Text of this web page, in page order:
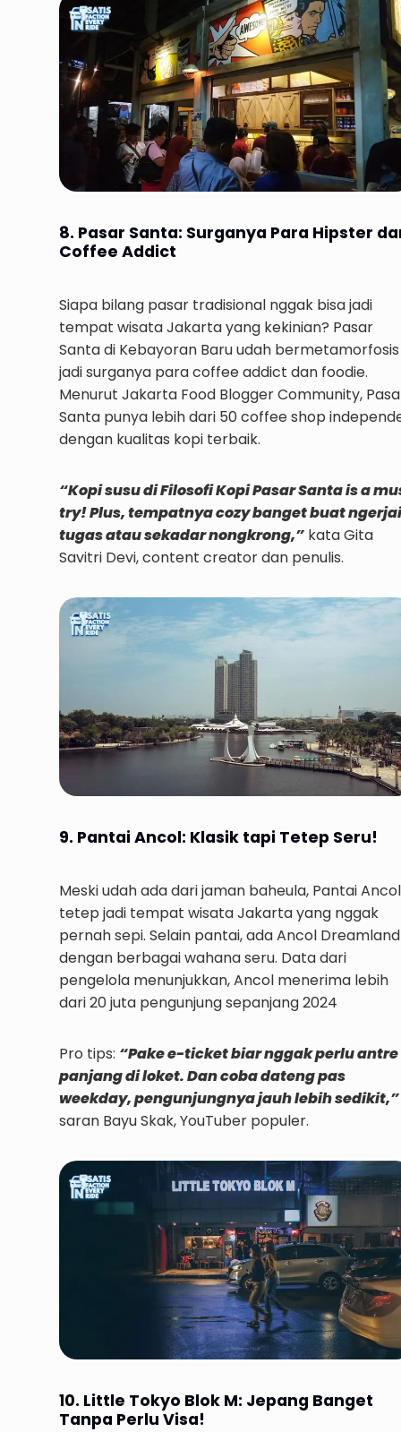
8. Pasar Santa: Surganya Para Hipster
Coffee Addict
Siapa bilang pasar tradisional nggak bisa jadi
tempat wisata Jakarta yang kekinian? Pasar
Santa di Kebayoran Baru udah bermetamorfosis
jadi surganya para coffee addict dan foodie.
Menurut Jakarta Food Blogger Community,
Santa punya lebih dari 50 coffee shop
dengan kualitas kopi terbaik.
“Kopi susu di Filosofi Kopi Pasar Santa is a
try! Plus, tempatnya cozy banget buat
tugas atau sekadar nongkrong,” kata Gita
Savitri Devi, content creator dan penulis.
9. Pantai Ancol: Klasik tapi Tetep Seru!
Meski udah ada dari jaman baheula, Pantai Ancol
tetep jadi tempat wisata Jakarta yang nggak
pernah sepi. Selain pantai, ada Ancol Dreamland
dengan berbagai wahana seru. Data dari
pengelola menunjukkan, Ancol menerima lebih
dari 20 juta pengunjung sepanjang 2024
Pro tips: “Pake e-ticket biar nggak perlu antre
panjang di loket. Dan coba dateng pas
weekday, pengunjungnya jauh lebih sedikit,”
saran Bayu Skak, YouTuber populer.
10. Little Tokyo Blok M: Jepang Banget
Tanpa Perlu Visa!